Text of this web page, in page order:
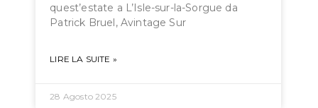
quest’estate a L’Isle-sur-la-Sorgue da
Patrick Bruel, Avintage Sur
LIRE LA SUITE »
28 Agosto 2025